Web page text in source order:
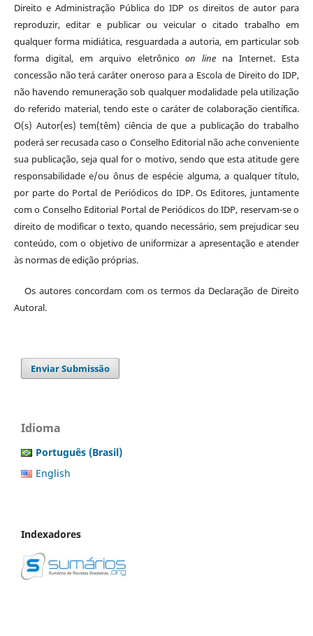
Direito e Administração Pública do IDP os direitos de autor para
reproduzir, editar e publicar ou veicular o citado trabalho em
qualquer forma midiática, resguardada a autoria, em particular sob
forma digital, em arquivo eletrônicoon line na Internet. Esta
concessão não terá caráter oneroso para a Escola de Direito do IDP,
não havendo remuneração sob qualquer modalidade pela utilização
do referido material, tendo este o caráter de colaboração científica.
O(s) Autor(es) tem(têm) ciência de que a publicação do trabalho
poderá ser recusada caso o Conselho Editorial não ache conveniente
sua publicação, seja qual for o motivo, sendo que esta atitude gere
responsabilidade e/ou ônus de espécie alguma, a qualquer título,
por parte do Portal de Periódicos do IDP. Os Editores, juntamente
com o Conselho Editorial Portal de Periódicos do IDP, reservam-se o
direito de modificar o texto, quando necessário, sem prejudicar seu
conteúdo, com o objetivo de uniformizar a apresentação e atender
às normas de edição próprias.
Os autores concordam com os termos da Declaração de Direito
Autoral.
Enviar Submissão
Idioma
Português (Brasil)
English
Indexadores